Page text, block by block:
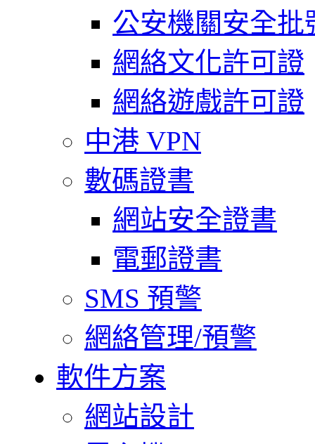
公安機關安全批
網絡文化許可證
網絡遊戲許可證
中港 VPN
數碼證書
網站安全證書
電郵證書
SMS 預警
網絡管理/預警
軟件方案
網站設計